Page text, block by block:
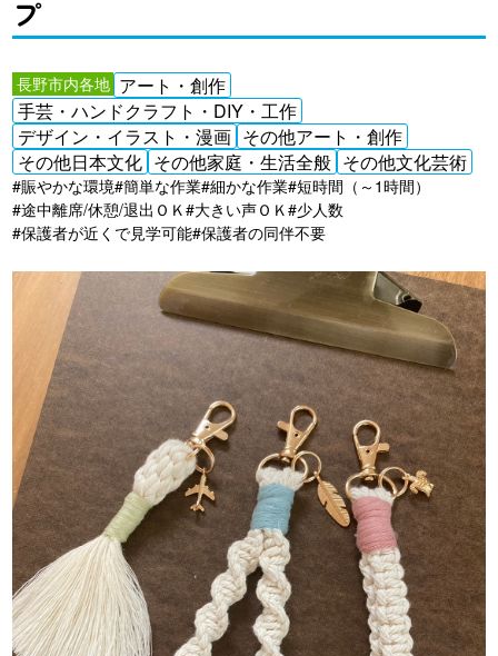
プ
長野市内各地 アート・創作
手芸・ハンドクラフト・DIY・工作
デザイン・イラスト・漫画 その他アート・創作
その他日本文化 その他家庭・生活全般 その他文化芸術
#賑やかな環境#簡単な作業#細かな作業#短時間（～1時間）
#途中離席/休憩/退出ＯＫ#大きい声ＯＫ#少人数
#保護者が近くで見学可能#保護者の同伴不要